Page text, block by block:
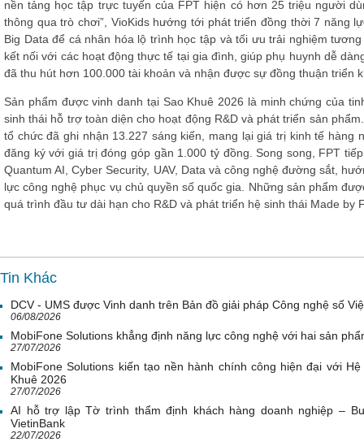
nền tảng học tập trực tuyến của FPT hiện có hơn 25 triệu người
thông qua trò chơi”, VioKids hướng tới phát triển đồng thời 7 năng
Big Data để cá nhân hóa lộ trình học tập và tối ưu trải nghiệm
kết nối với các hoạt động thực tế tại gia đình, giúp phụ huynh dễ
đã thu hút hơn 100.000 tài khoản và nhận được sự đồng thuận triển
Sản phẩm được vinh danh tại Sao Khuê 2026 là minh chứng của
sinh thái hỗ trợ toàn diện cho hoạt động R&D và phát triển sản
tổ chức đã ghi nhận 13.227 sáng kiến, mang lại giá trị kinh tế
đăng ký với giá trị đóng góp gần 1.000 tỷ đồng. Song song, FPT
Quantum AI, Cyber Security, UAV, Data và công nghệ đường sắt,
lực công nghệ phục vụ chủ quyền số quốc gia. Những sản phẩm
quá trình đầu tư dài hạn cho R&D và phát triển hệ sinh thái Made by
Tin Khác
DCV - UMS được Vinh danh trên Bản đồ giải pháp Công nghệ số
06/08/2026
MobiFone Solutions khẳng định năng lực công nghệ với hai sản
27/07/2026
MobiFone Solutions kiến tạo nền hành chính công hiện đại với
Khuê 2026
27/07/2026
AI hỗ trợ lập Tờ trình thẩm định khách hàng doanh nghiệp –
VietinBank
22/07/2026